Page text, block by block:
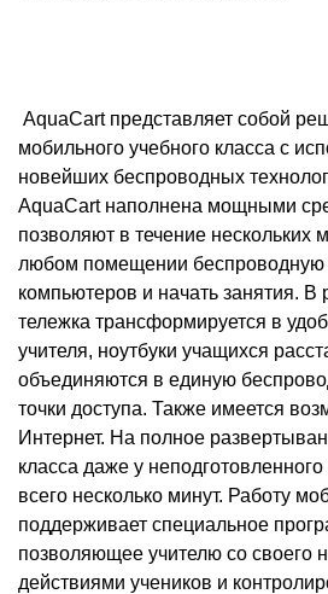
AquaCart представляет собой
мобильного учебного класса с
новейших беспроводных
AquaCart наполнена мощными
позволяют в течение нескольких
любом помещении беспроводную
компьютеров и начать занятия. В
тележка трансформируется в
учителя, ноутбуки учащихся
объединяются в единую
точки доступа. Также имеется
Интернет. На полное
класса даже у
всего несколько минут. Работу
поддерживает специальное
позволяющее учителю со своего
действиями учеников и